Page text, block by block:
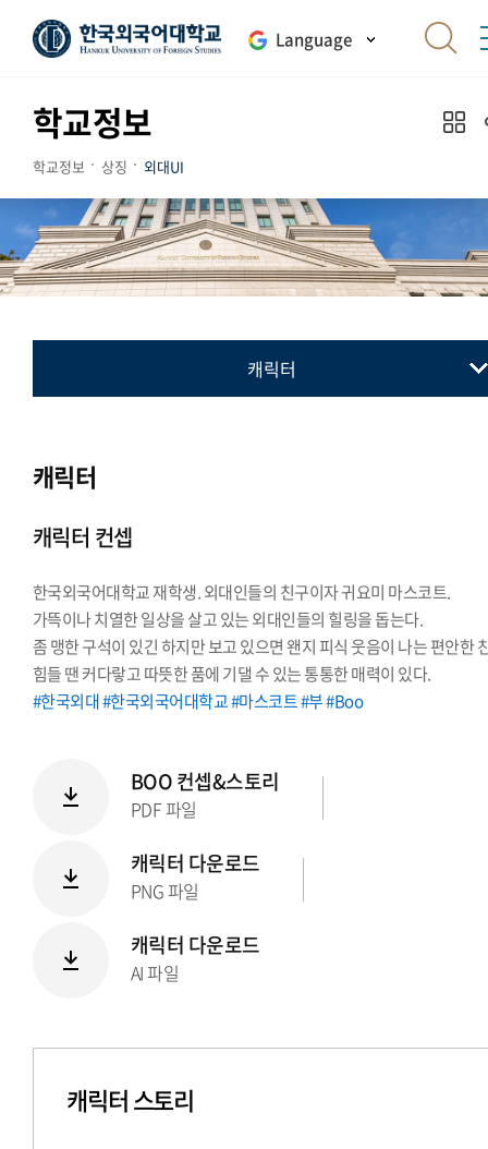
Language
학교정보
학교정보 상징 외대UI
캐릭터
전용서체
PPT템플릿
캐릭터
캐릭터
캐릭터 컨셉
한국외국어대학교 재학생. 외대인들의 친구이자 귀요미 마스코트.
가뜩이나 치열한 일상을 살고 있는 외대인들의 힐링을 돕는다.
좀 맹한 구석이 있긴 하지만 보고 있으면 왠지 피식 웃음이 나는 편안한
힘들 땐 커다랗고 따뜻한 품에 기댈 수 있는 통통한 매력이 있다.
#한국외대 #한국외국어대학교 #마스코트 #부 #Boo
BOO 컨셉&스토리
PDF 파일
캐릭터 다운로드
PNG 파일
캐릭터 다운로드
AI 파일
캐릭터 스토리